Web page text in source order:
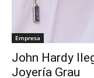
Empresa
John Hardy
Joyería Grau